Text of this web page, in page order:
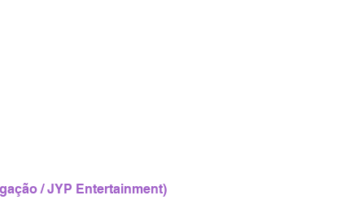
/ JYP Entertainment)